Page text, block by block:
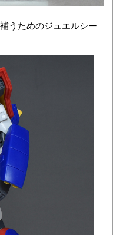
うためのジュエルシー